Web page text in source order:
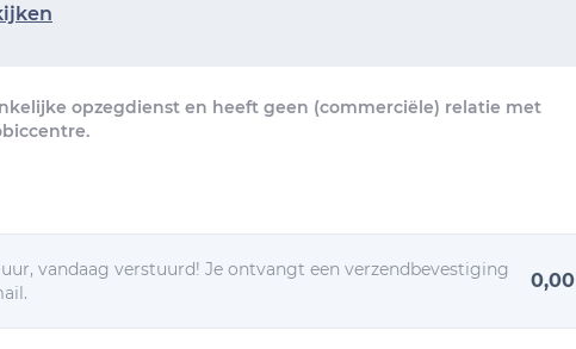
opzegdienst en heeft geen (commerciële) relatie met
vandaag verstuurd! Je ontvangt een verzendbevestiging
0,00